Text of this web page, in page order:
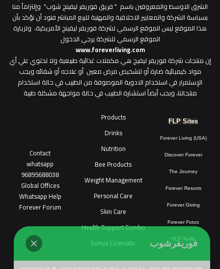
الشرق الاوسط والمعروفين باسم " فريق فوريفر ليفينج شوب" وإلتزاماً منا
بسياسة الشركة والمعايير الاخلاقية والمهنية للبيع المباشر فنود أن نؤكد بأن
هذا الموقع ليس الموقع الرسمي لشركة فوريفر ليفينج الأمريكية، ولزيارة
الموقع الرسمي للشركة يرجي الدخول
www.foreverliving.com
​إن منتجات شركة فوريفر ليفيج هي مكملات غذائية طبيعية ولا تحتوي علي أي
مواد كيميائية ضارة أو لتشخيص مرض معين أو علاجه أو شفائه ويجب
الإستمرار في استخدام الادوية الموصوفة من الطبيب في حالة استخدام
منتجاتنا، ويجب أيضاً استشارة الطبيب في حالة مواجهة مشكلة طبية
FLP Sites
Forever Living (USA)
Discover Forever
The Journey
Forever Resorts
Forever Giving
Forever Fotos
FLP Tools
Products
Drinks
Nutrition
Bee Products
Weight Management
Personal Care
Skin Care
Health Support Combo
Sonya Cosmatic
Contact
whatsapp
96895688038
Global Offices
Whatsapp Help
Forever Forum
فوريفرشوب